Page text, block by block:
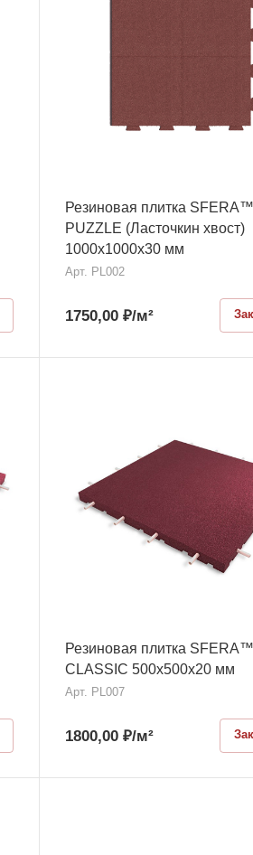
Резиновая плитка SFERA™
PUZZLE (Ласточкин хвост)
1000х1000x30 мм
Арт. PL002
1750,00 ₽/м²
Резиновая плитка SFERA™
CLASSIC 500х500x20 мм
Арт. PL007
1800,00 ₽/м²